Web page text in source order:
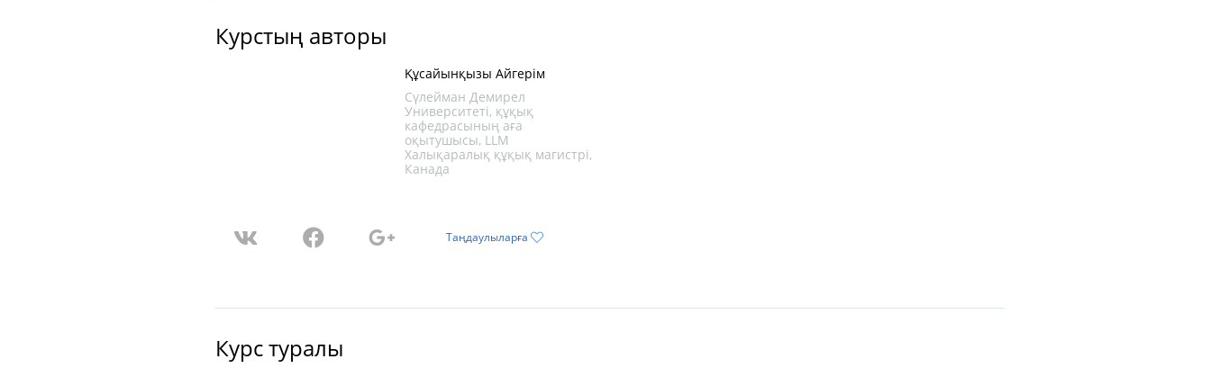
Курстың авторы
Құсайынқызы Айгерім
Сүлейман Демирел
Университеті, құқық
кафедрасының аға
оқытушысы, LLM
Халықаралық құқық магистрі,
Канада
Таңдаулыларға
Курс туралы